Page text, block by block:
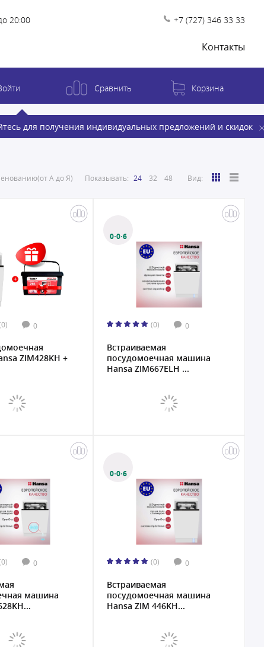
20:00 +7 (727) 346 33 33
Контакты
для получения индивидуальных предложений и скидок
Сравнить Корзина
А до Я) Показывать: 24 32 48 Вид:
0
ZIM428KH +
0·0·6
(0) 0
Встраиваемая
посудомоечная машина
Hansa ZIM667ELH ...
0
машина
0·0·6
(0) 0
Встраиваемая
посудомоечная машина
Hansa ZIM 446KH...